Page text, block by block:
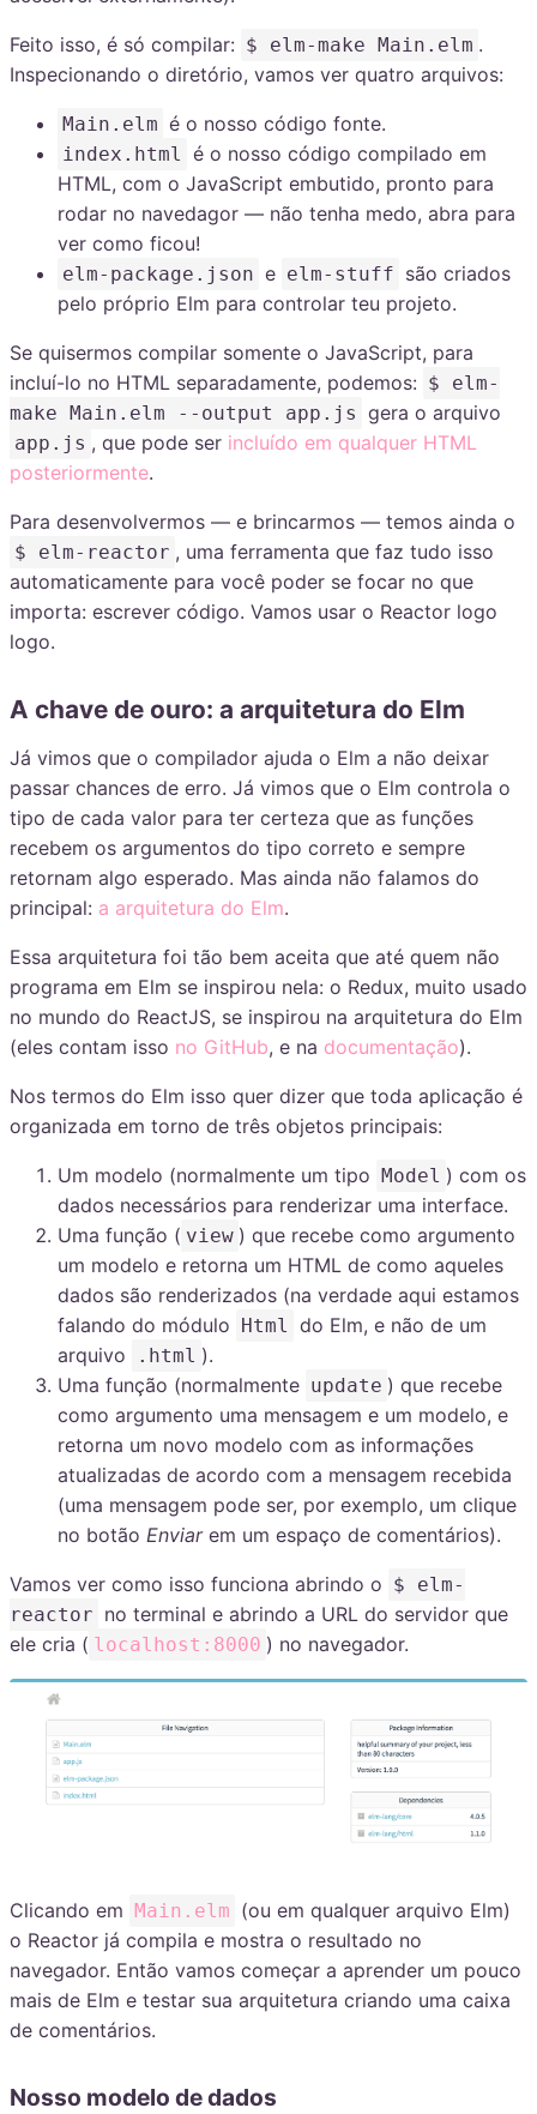
Feito isso, é só compilar: $ elm-make Main.elm .
Inspecionando o diretório, vamos ver quatro arquivos:
Main.elm é o nosso código fonte.
index.html é o nosso código compilado em
HTML, com o JavaScript embutido, pronto para
rodar no navedagor — não tenha medo, abra para
ver como ficou!
elm-package.json e elm-stuff são criados
pelo próprio Elm para controlar teu projeto.
Se quisermos compilar somente o JavaScript, para
incluí-lo no HTML separadamente, podemos: $ elm-
make Main.elm --output app.js gera o arquivo
app.js , que pode ser incluído em qualquer HTML
posteriormente.
Para desenvolvermos — e brincarmos — temos ainda o
$ elm-reactor , uma ferramenta que faz tudo isso
automaticamente para você poder se focar no que
importa: escrever código. Vamos usar o Reactor logo
logo.
A chave de ouro: a arquitetura do Elm
Já vimos que o compilador ajuda o Elm a não deixar
passar chances de erro. Já vimos que o Elm controla o
tipo de cada valor para ter certeza que as funções
recebem os argumentos do tipo correto e sempre
retornam algo esperado. Mas ainda não falamos do
principal: a arquitetura do Elm.
Essa arquitetura foi tão bem aceita que até quem não
programa em Elm se inspirou nela: o Redux, muito usado
no mundo do ReactJS, se inspirou na arquitetura do Elm
(eles contam isso no GitHub, e na documentação).
Nos termos do Elm isso quer dizer que toda aplicação é
organizada em torno de três objetos principais:
Um modelo (normalmente um tipo Model ) com os
dados necessários para renderizar uma interface.
Uma função ( view ) que recebe como argumento
um modelo e retorna um HTML de como aqueles
dados são renderizados (na verdade aqui estamos
falando do módulo Html do Elm, e não de um
arquivo
.html ).
Uma função (normalmente update ) que recebe
como argumento uma mensagem e um modelo, e
retorna um novo modelo com as informações
atualizadas de acordo com a mensagem recebida
(uma mensagem pode ser, por exemplo, um clique
no botão Enviarem um espaço de comentários).
Vamos ver como isso funciona abrindo o $ elm-
reactor no terminal e abrindo a URL do servidor que
ele cria ( localhost:8000 ) no navegador.
Clicando em Main.elm (ou em qualquer arquivo Elm)
o Reactor já compila e mostra o resultado no
navegador. Então vamos começar a aprender um pouco
mais de Elm e testar sua arquitetura criando uma caixa
de comentários.
Nosso modelo de dados